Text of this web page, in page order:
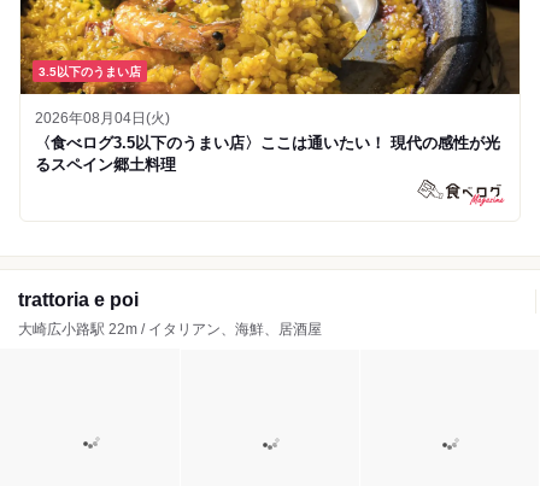
3.5以下のうまい店
2026年08月04日(火)
〈食べログ3.5以下のうまい店〉ここは通いたい！ 現代の感性が光
るスペイン郷土料理
trattoria e poi
大崎広小路駅 22m / イタリアン、海鮮、居酒屋